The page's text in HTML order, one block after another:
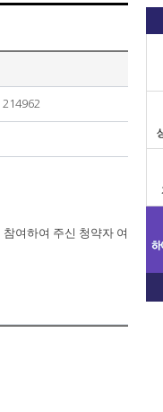
214962
참여하여 주신 청약자 여